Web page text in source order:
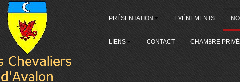
PRÉSENTATION EVÉNEMENTS
LIENS CONTACT CHAMBRE